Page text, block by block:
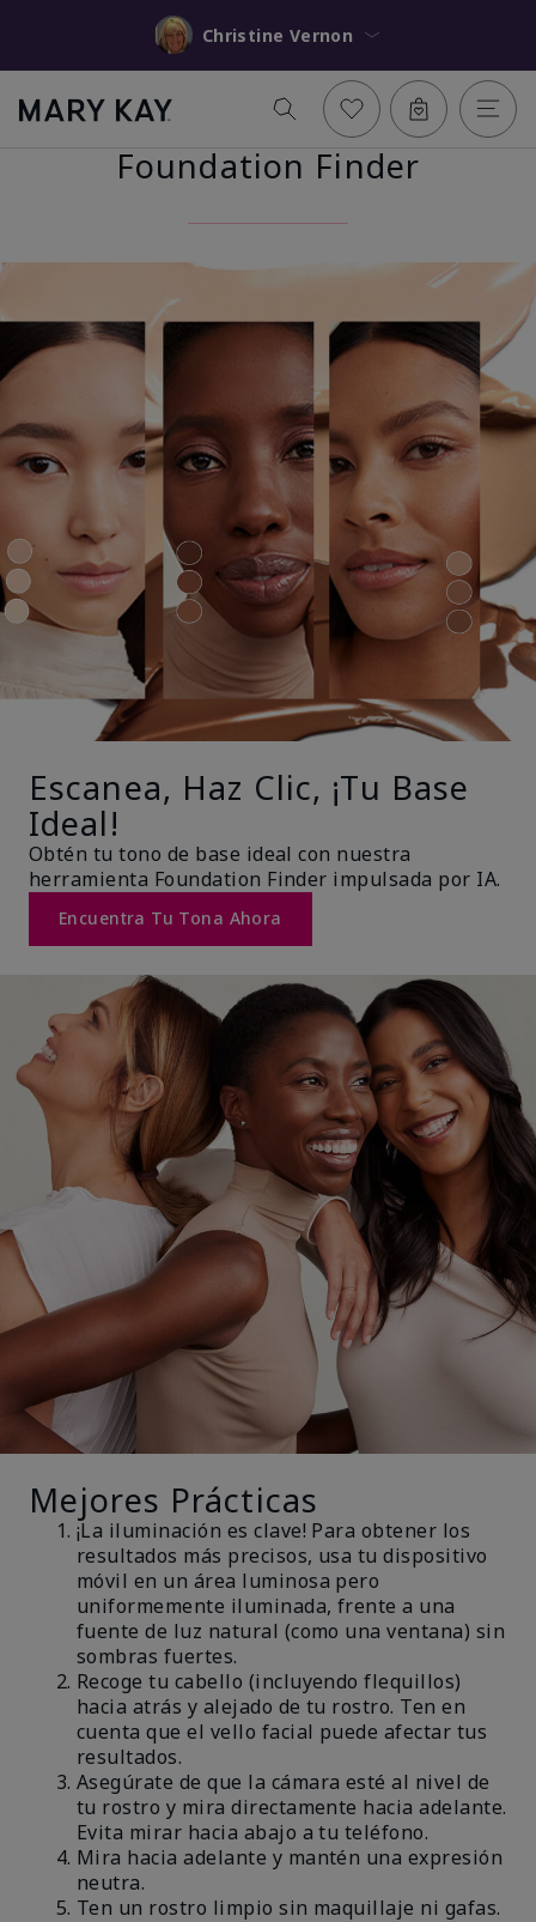
Christine Vernon
Foundation Finder
Escanea, Haz Clic, ¡Tu Base
Ideal!
Obtén tu tono de base ideal con nuestra
herramienta Foundation Finder impulsada por IA.
Encuentra Tu Tona Ahora
Mejores Prácticas
¡La iluminación es clave! Para obtener los
resultados más precisos, usa tu dispositivo
móvil en un área luminosa pero
uniformemente iluminada, frente a una
fuente de luz natural (como una ventana) sin
sombras fuertes.
Recoge tu cabello (incluyendo flequillos)
hacia atrás y alejado de tu rostro. Ten en
cuenta que el vello facial puede afectar tus
resultados.
Asegúrate de que la cámara esté al nivel de
tu rostro y mira directamente hacia adelante.
Evita mirar hacia abajo a tu teléfono.
Mira hacia adelante y mantén una expresión
neutra.
Ten un rostro limpio sin maquillaje ni gafas.